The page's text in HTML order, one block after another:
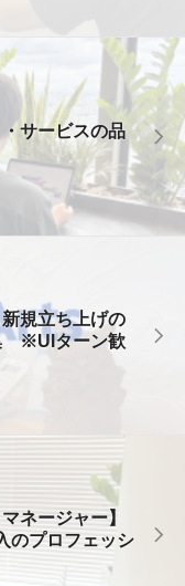
サービスの品
規立ち上げの
※UIターン歓
ネージャー】
のプロフェッシ